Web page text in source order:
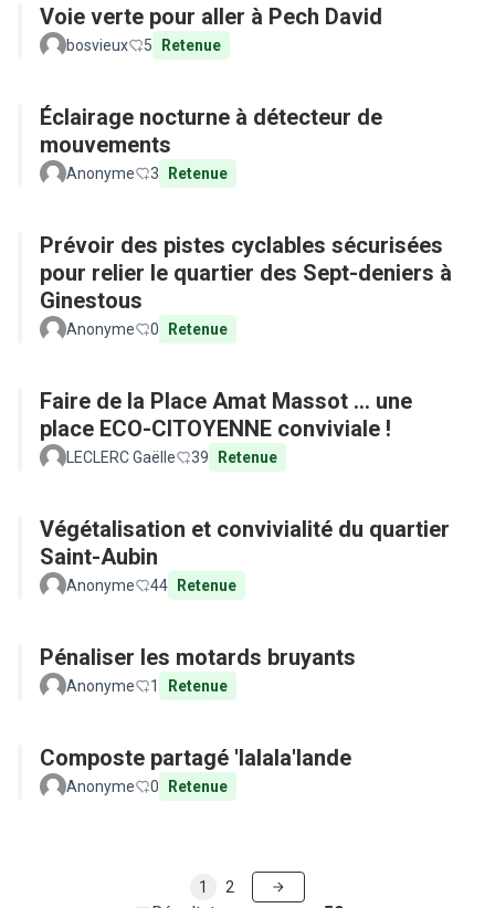
Voie verte pour aller à Pech David
bosvieux 5 Retenue
Éclairage nocturne à détecteur de
mouvements
Anonyme 3 Retenue
Prévoir des pistes cyclables sécurisées
pour relier le quartier des Sept-deniers à
Ginestous
Anonyme 0 Retenue
Faire de la Place Amat Massot ... une
place ECO-CITOYENNE conviviale !
LECLERC Gaëlle 39 Retenue
Végétalisation et convivialité du quartier
Saint-Aubin
Anonyme 44 Retenue
Pénaliser les motards bruyants
Anonyme 1 Retenue
Composte partagé 'lalala'lande
Anonyme 0 Retenue
1 2